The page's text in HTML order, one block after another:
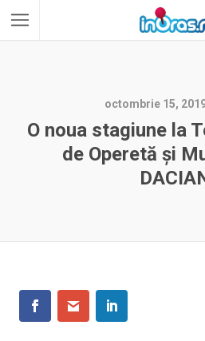
octombrie 15,
O noua stagiune la
de Operetă și